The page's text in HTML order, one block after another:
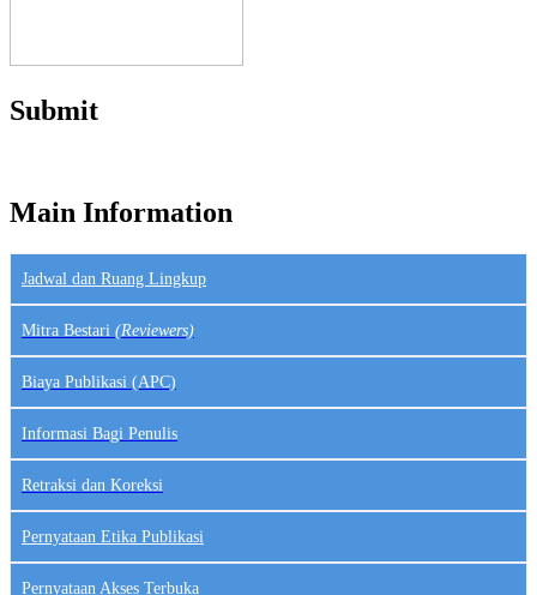
Submit
Main Information
Jadwal dan Ruang Lingkup
Mitra Bestari (Reviewers)
Biaya Publikasi (APC)
Informasi Bagi Penulis
Retraksi dan Koreksi
Pernyataan Etika Publikasi
Pernyataan Akses Terbuka